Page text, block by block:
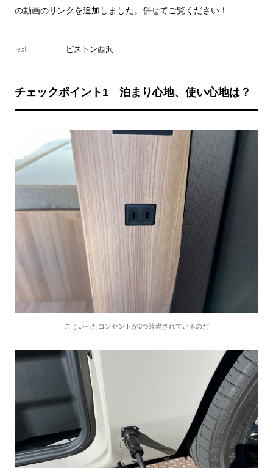
の動画のリンクを追加しました。併せてご覧ください！
Text ピストン西沢
チェックポイント 1 泊まり心地、使い心地は？
こういったコンセントが3つ装備されているのだ